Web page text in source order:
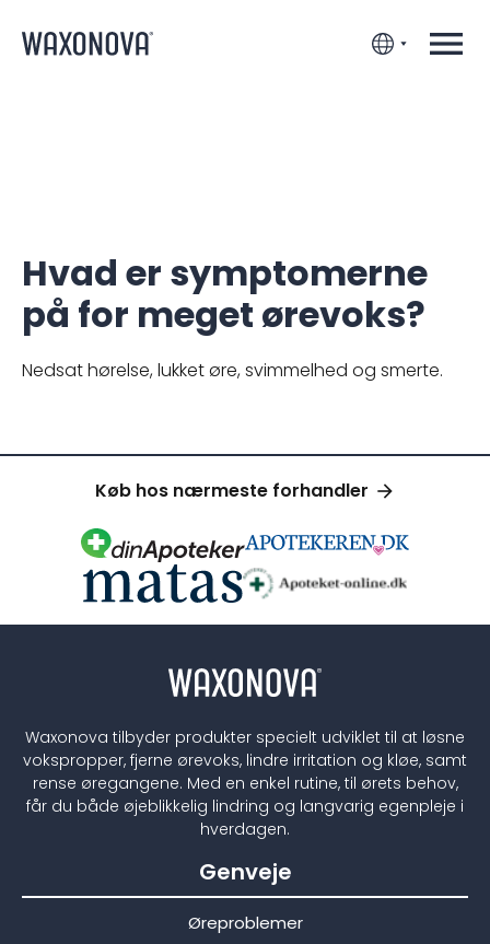
Hvad er symptomerne
på for meget ørevoks?
Nedsat hørelse, lukket øre, svimmelhed og smerte.
Køb hos nærmeste forhandler
Waxonova tilbyder produkter specielt udviklet til at løsne
vokspropper, fjerne ørevoks, lindre irritation og kløe, samt
rense øregangene. Med en enkel rutine, til ørets behov,
får du både øjeblikkelig lindring og langvarig egenpleje i
hverdagen.
Genveje
Øreproblemer